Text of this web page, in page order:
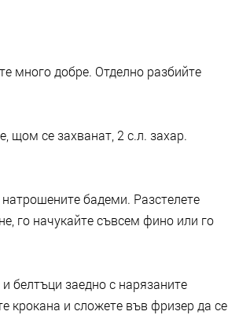
много добре. Отделно разбийте
щом се захванат, 2 с.л. захар.
бадеми. Разстелете
го начукайте съвсем фино или го
белтъци заедно с нарязаните
крокана и сложете във фризер да се